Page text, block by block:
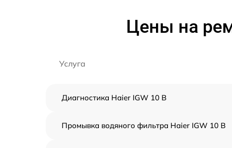
Цены на
Услуга
Диагностика Haier IGW 10 B
Промывка водяного фильтра Haier IGW 10 B